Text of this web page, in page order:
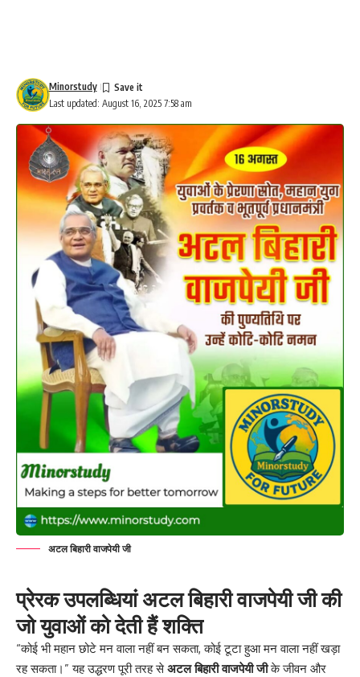
Last updated: August 16, 2025 7:58 am
Minorstudy
अटल बिहारी वाजपेयी जी
प्रेरक उपलब्धियां अटल बिहारी वाजपेयी जी की
जो युवाओं को देती हैं शक्ति
“कोई भी महान छोटे मन वाला नहीं बन सकता, कोई टूटा हुआ मन वाला नहीं खड़ा
रह सकता।” यह उद्धरण पूरी तरह सेअटल बिहारी वाजपेयी जीके जीवन और